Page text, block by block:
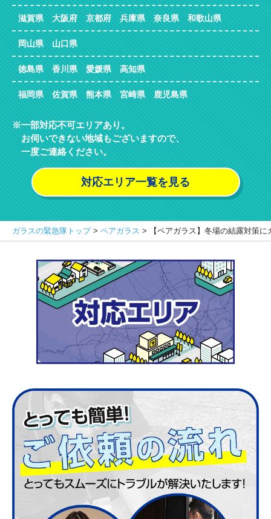
滋賀県 大阪府 京都府 兵庫県 奈良県 和歌山県
岡山県 山口県
徳島県 香川県 愛媛県 高知県
福岡県 佐賀県 熊本県 宮崎県 鹿児島県
一部対応不可エリアあり。
お伺いできない地域もございますので、
一度ご連絡ください。
対応エリア一覧を見る
ガラスの緊急隊トップ> ペアガラス > 【ペアガラス】冬場の結露対策